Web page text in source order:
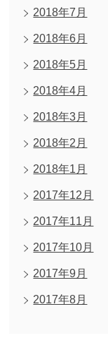
2018年7月
2018年6月
2018年5月
2018年4月
2018年3月
2018年2月
2018年1月
2017年12月
2017年11月
2017年10月
2017年9月
2017年8月